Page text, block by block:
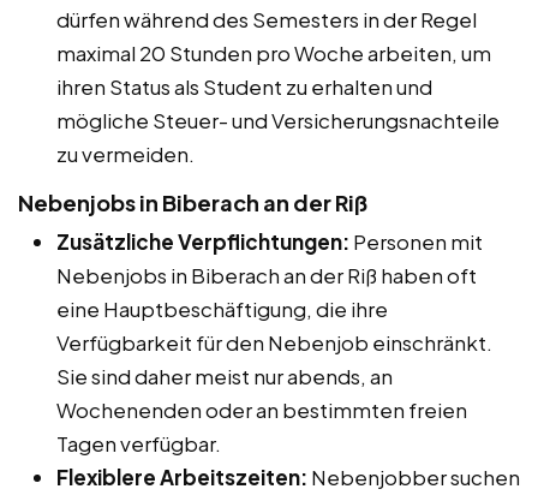
dürfen während des Semesters in der Regel
maximal 20 Stunden pro Woche arbeiten, um
ihren Status als Student zu erhalten und
mögliche Steuer- und Versicherungsnachteile
zu vermeiden.
Nebenjobs in Biberach an der Riß
Zusätzliche Verpflichtungen: Personen mit
Nebenjobs in Biberach an der Riß haben oft
eine Hauptbeschäftigung, die ihre
Verfügbarkeit für den Nebenjob einschränkt.
Sie sind daher meist nur abends, an
Wochenenden oder an bestimmten freien
Tagen verfügbar.
Flexiblere Arbeitszeiten: Nebenjobber suchen